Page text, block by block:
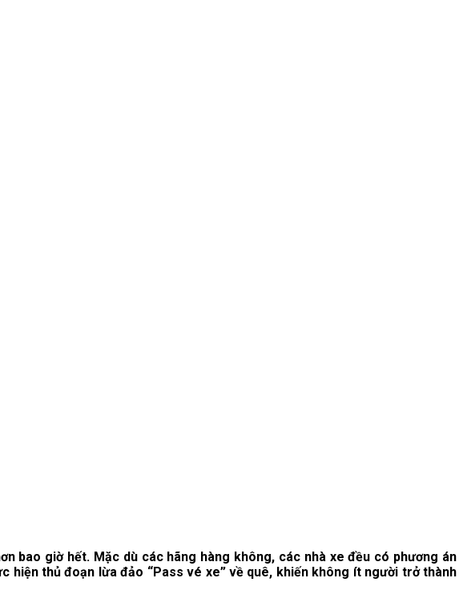
bao giờ hết. Mặc dù các hãng hàng không, các nhà xe đều có phương án
hiện thủ đoạn lừa đảo “Pass vé xe” về quê, khiến không ít người trở thành